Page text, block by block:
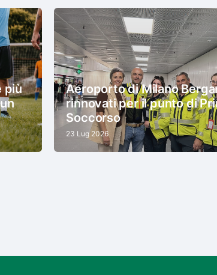
più
Aeroporto di Milano
rinnovati per il punto di
Soccorso
23 Lug 2026